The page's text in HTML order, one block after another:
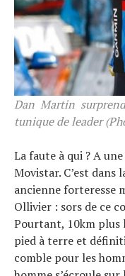
Dan Martin
tunique de leader
La faute à qui ? A
Movistar. C’est dans
ancienne forteresse
Ollivier : sors de ce
Pourtant, 10km plus
pied à terre et
comble pour les
À propos